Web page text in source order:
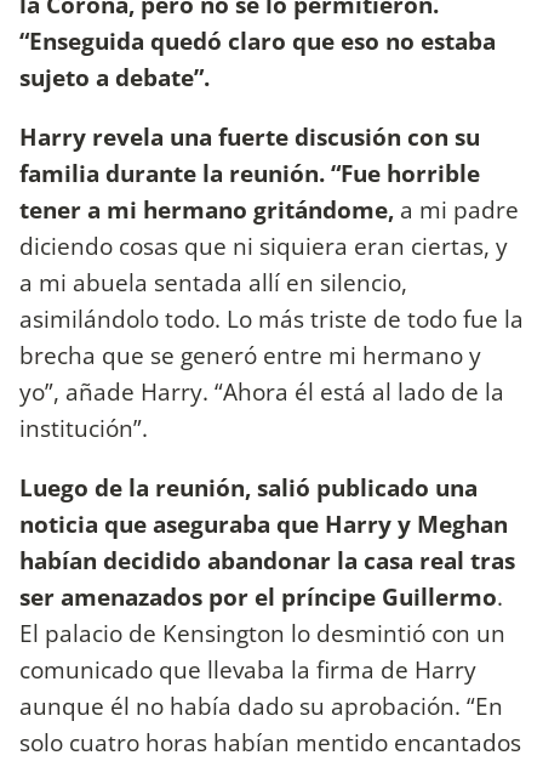
“Enseguida quedó claro que eso no estaba
sujeto a debate”.
Harry revela una fuerte discusión con su
familia durante la reunión. “Fue horrible
tener a mi hermano gritándome, a mi padre
diciendo cosas que ni siquiera eran ciertas, y
a mi abuela sentada allí en silencio,
asimilándolo todo. Lo más triste de todo fue la
brecha que se generó entre mi hermano y
yo”, añade Harry. “Ahora él está al lado de la
institución”.
Luego de la reunión, salió publicado una
noticia que aseguraba que Harry y Meghan
habían decidido abandonar la casa real tras
ser amenazados por el príncipe Guillermo.
El palacio de Kensington lo desmintió con un
comunicado que llevaba la firma de Harry
aunque él no había dado su aprobación. “En
solo cuatro horas habían mentido encantados